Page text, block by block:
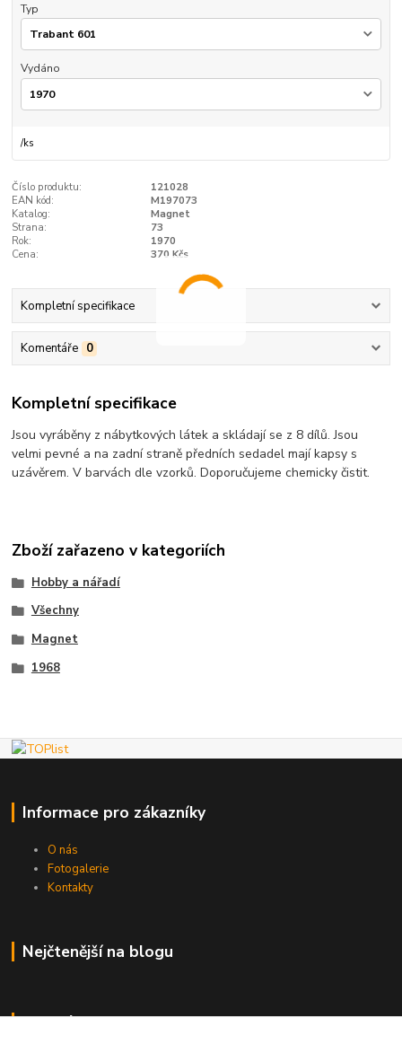
Typ
Vydáno
/ks
Číslo produktu:
121028
EAN kód:
M197073
Katalog:
Magnet
Strana:
73
Rok:
1970
Cena:
370 Kčs
Kompletní specifikace
Komentáře 0
Kompletní specifikace
Jsou vyráběny z nábytkových látek a skládají se z 8 dílů. Jsou
velmi pevné a na zadní straně předních sedadel mají kapsy s
uzávěrem. V barvách dle vzorků. Doporučujeme chemicky čistit.
Zboží zařazeno v kategoriích
Hobby a nářadí
Všechny
Magnet
1968
Informace pro zákazníky
O nás
Fotogalerie
Kontakty
Nejčtenější na blogu
Kde nás najdete